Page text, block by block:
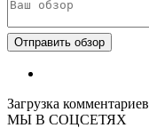
Загрузка
МЫ В СОЦСЕТЯХ